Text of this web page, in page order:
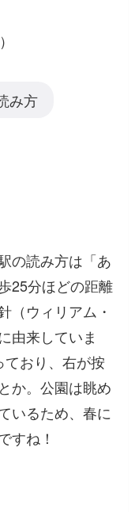
み方
の読み方は「あ
25分ほどの距離
（ウィリアム・
由来していま
おり、右が按
か。公園は眺め
いるため、春に
すね！